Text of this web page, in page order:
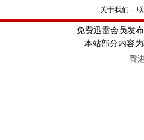
关于我们 -
免费迅雷会员发
本站部分内容
香